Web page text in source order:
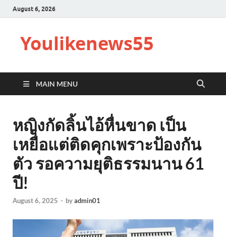
August 6, 2026
Youlikenews55
MAIN MENU
หญิงกัดลิ้นไอ้หื่นขาด เป็น
เหยื่อแต่ติดคุกเพราะป้องกัน
ตัว รอความยุติธรรมนาน 61
ปี!
August 6, 2025 - byadmin01